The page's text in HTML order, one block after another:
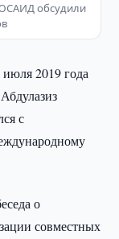
обсудили
июля 2019 года
с
о
совместных